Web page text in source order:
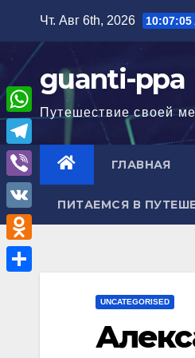
содержимому
Чт. Авг 6th, 2026 10:07:06
guanti-ppa
Путешествие своей
ГЛАВНАЯ
ПИТАЕМСЯ В
UNCATEGORISED
W
h
a
A
T
e
l
e
g
V
i
b
e
V
K
O